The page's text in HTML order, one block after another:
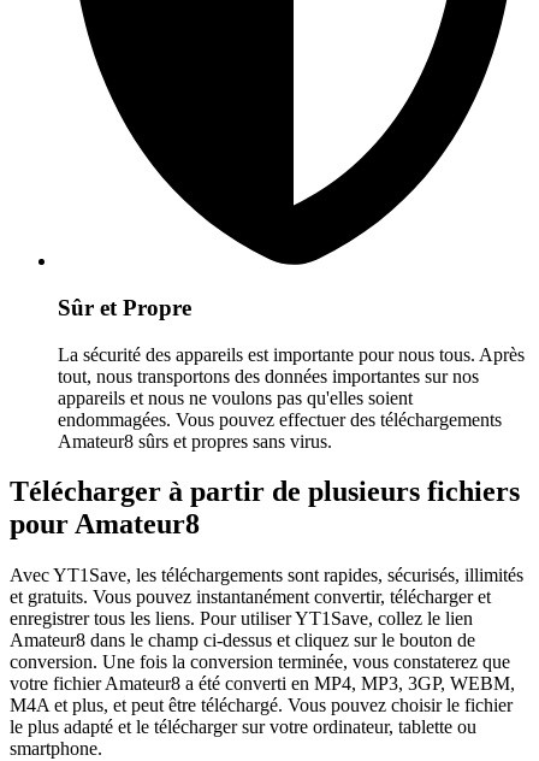
Sûr et Propre
La sécurité des appareils est importante pour nous tous. Après
tout, nous transportons des données importantes sur nos
appareils et nous ne voulons pas qu'elles soient
endommagées. Vous pouvez effectuer des téléchargements
Amateur8 sûrs et propres sans virus.
Télécharger à partir de plusieurs fichiers
pour Amateur8
Avec YT1Save, les téléchargements sont rapides, sécurisés, illimités
et gratuits. Vous pouvez instantanément convertir, télécharger et
enregistrer tous les liens. Pour utiliser YT1Save, collez le lien
Amateur8 dans le champ ci-dessus et cliquez sur le bouton de
conversion. Une fois la conversion terminée, vous constaterez que
votre fichier Amateur8 a été converti en MP4, MP3, 3GP, WEBM,
M4A et plus, et peut être téléchargé. Vous pouvez choisir le fichier
le plus adapté et le télécharger sur votre ordinateur, tablette ou
smartphone.